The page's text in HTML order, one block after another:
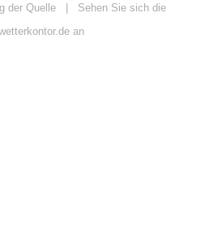
der Quelle | Sehen Sie sich die
an